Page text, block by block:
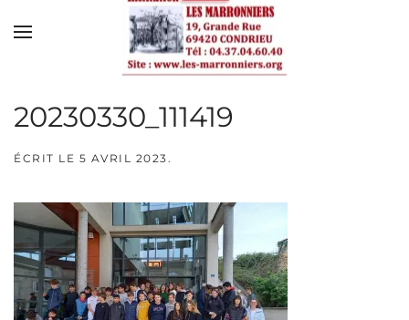
Skip to main content
20230330_111419
ÉCRIT LE 5 AVRIL 2023.